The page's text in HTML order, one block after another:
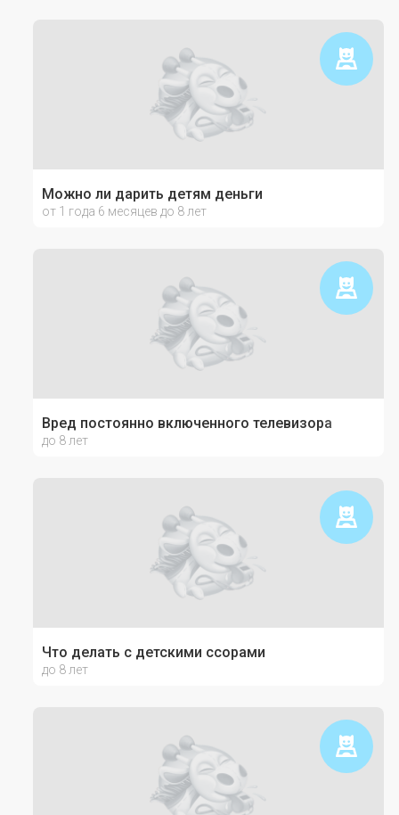
Можно ли дарить детям деньги
от 1 года 6 месяцев до 8 лет
Вред постоянно включенного телевизора
до 8 лет
Что делать с детскими ссорами
до 8 лет